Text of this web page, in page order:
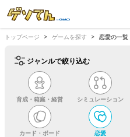
トップページ ゲームを探す 恋愛の一覧
ジャンルで絞り込む
育成・箱庭・経営 シミュレーション
カード・ボード 恋愛